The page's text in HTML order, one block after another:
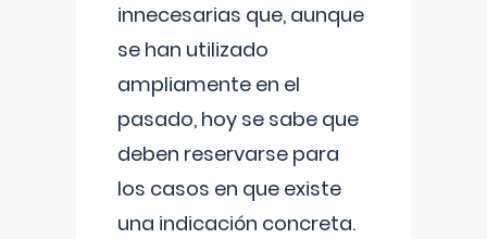
innecesarias que, aunque
se han utilizado
ampliamente en el
pasado, hoy se sabe que
deben reservarse para
los casos en que existe
una indicación concreta.